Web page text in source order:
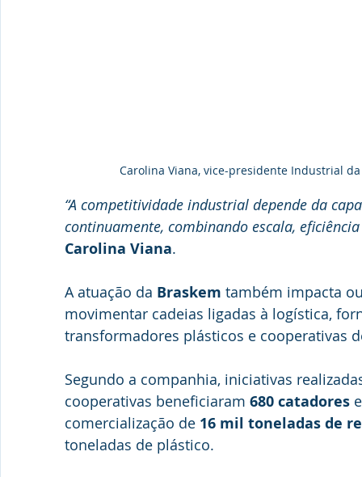
Carolina Viana, vice-presidente Industrial
“A competitividade industrial depende da
continuamente, combinando escala,
Carolina Viana.
A atuação da Braskem também impacta
movimentar cadeias ligadas à logística,
transformadores plásticos e cooperativas
Segundo a companhia, iniciativas
cooperativas beneficiaram 680 catadores
comercialização de 16 mil toneladas de
toneladas de plástico.